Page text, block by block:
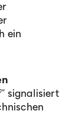
ein
signalisiert